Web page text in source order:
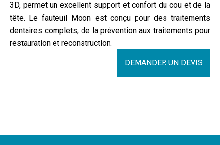
3D, permet un excellent support et confort du cou et de la
tête. Le fauteuil Moon est conçu pour des traitements
dentaires complets, de la prévention aux traitements pour
restauration et reconstruction.
DEMANDER UN DEVIS